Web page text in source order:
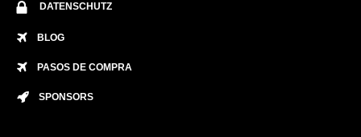
DATENSCHUTZ
BLOG
PASOS DE COMPRA
SPONSORS